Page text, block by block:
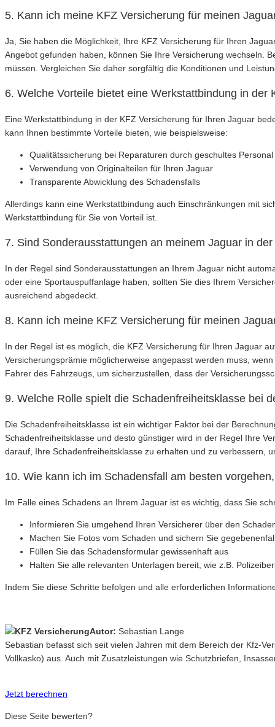
5. Kann ich meine KFZ Versicherung für meinen
Ja, Sie haben die Möglichkeit, Ihre KFZ Versicherung für Ihren
Angebot gefunden haben, können Sie Ihre Versicherung wechseln.
müssen. Vergleichen Sie daher sorgfältig die Konditionen und
6. Welche Vorteile bietet eine Werkstattbindung in der
Eine Werkstattbindung in der KFZ Versicherung für Ihren Jaguar
kann Ihnen bestimmte Vorteile bieten, wie beispielsweise:
Qualitätssicherung bei Reparaturen durch geschultes Personal
Verwendung von Originalteilen für Ihren Jaguar
Transparente Abwicklung des Schadensfalls
Allerdings kann eine Werkstattbindung auch Einschränkungen mit
Werkstattbindung für Sie von Vorteil ist.
7. Sind Sonderausstattungen an meinem Jaguar in
In der Regel sind Sonderausstattungen an Ihrem Jaguar nicht
oder eine Sportauspuffanlage haben, sollten Sie dies Ihrem
ausreichend abgedeckt.
8. Kann ich meine KFZ Versicherung für meinen
In der Regel ist es möglich, die KFZ Versicherung für Ihren Jaguar
Versicherungsprämie möglicherweise angepasst werden muss,
Fahrer des Fahrzeugs, um sicherzustellen, dass der
9. Welche Rolle spielt die Schadenfreiheitsklasse bei
Die Schadenfreiheitsklasse ist ein wichtiger Faktor bei der
Schadenfreiheitsklasse und desto günstiger wird in der Regel Ihre
darauf, Ihre Schadenfreiheitsklasse zu erhalten und zu verbessern,
10. Wie kann ich im Schadensfall am besten
Im Falle eines Schadens an Ihrem Jaguar ist es wichtig, dass Sie
Informieren Sie umgehend Ihren Versicherer über den
Machen Sie Fotos vom Schaden und sichern Sie
Füllen Sie das Schadensformular gewissenhaft aus
Halten Sie alle relevanten Unterlagen bereit, wie z.B.
Indem Sie diese Schritte befolgen und alle erforderlichen
Autor: Sebastian Lange
Sebastian befasst sich seit vielen Jahren mit dem Bereich der Kfz-
Vollkasko) aus. Auch mit Zusatzleistungen wie Schutzbriefen,
Jetzt berechnen
Diese Seite bewerten?